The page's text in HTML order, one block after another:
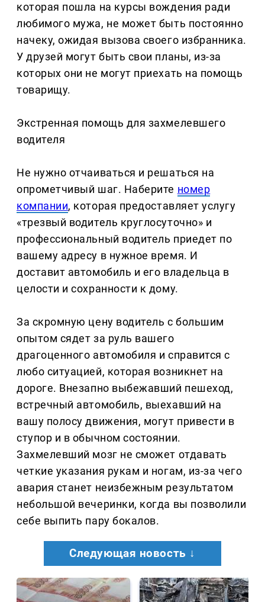
которая пошла на курсы вождения ради
любимого мужа, не может быть постоянно
начеку, ожидая вызова своего избранника.
У друзей могут быть свои планы, из-за
которых они не могут приехать на помощь
товарищу.
Экстренная помощь для захмелевшего
водителя
Не нужно отчаиваться и решаться на
опрометчивый шаг. Наберите номер
компании, которая предоставляет услугу
«трезвый водитель круглосуточно» и
профессиональный водитель приедет по
вашему адресу в нужное время. И
доставит автомобиль и его владельца в
целости и сохранности к дому.
За скромную цену водитель с большим
опытом сядет за руль вашего
драгоценного автомобиля и справится с
любо ситуацией, которая возникнет на
дороге. Внезапно выбежавший пешеход,
встречный автомобиль, выехавший на
вашу полосу движения, могут привести в
ступор и в обычном состоянии.
Захмелевший мозг не сможет отдавать
четкие указания рукам и ногам, из-за чего
авария станет неизбежным результатом
небольшой вечеринки, когда вы позволили
себе выпить пару бокалов.
Следующая новость ↓